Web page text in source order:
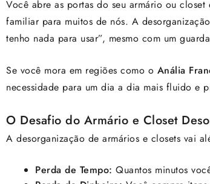
Você abre as portas do seu armário ou
familiar para muitos de nós. A
tenho nada para usar”, mesmo com um
Se você mora em regiões como o Anália
necessidade para um dia a dia mais fluido e
O Desafio do Armário e Closet
A desorganização de armários e closets vai
Perda de Tempo: Quantos minutos